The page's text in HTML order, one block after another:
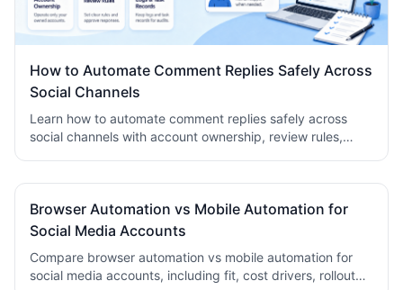
How to Automate Comment Replies Safely Across
Social Channels
Learn how to automate comment replies safely across
social channels with account ownership, review rules,